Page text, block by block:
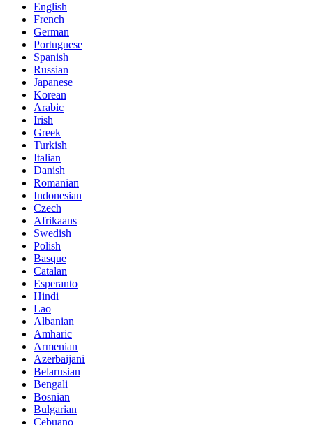
English
French
German
Portuguese
Spanish
Russian
Japanese
Korean
Arabic
Irish
Greek
Turkish
Italian
Danish
Romanian
Indonesian
Czech
Afrikaans
Swedish
Polish
Basque
Catalan
Esperanto
Hindi
Lao
Albanian
Amharic
Armenian
Azerbaijani
Belarusian
Bengali
Bosnian
Bulgarian
Cebuano